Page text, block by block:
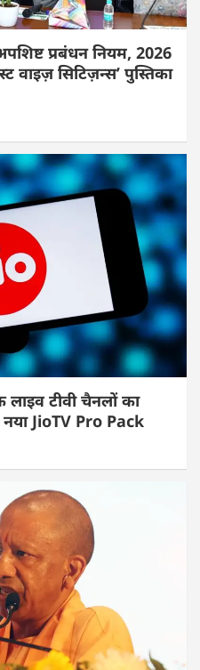
प्रबंधन नियम, 2026
वाइज़ सिटिज़न्स’ पुस्तिका
टीवी चैनलों का
नया JioTV Pro Pack